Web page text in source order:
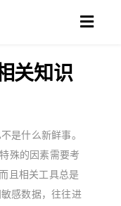
关知识
是什么新鲜事。
殊的因素需要考
且相关工具总是
感数据，往往进